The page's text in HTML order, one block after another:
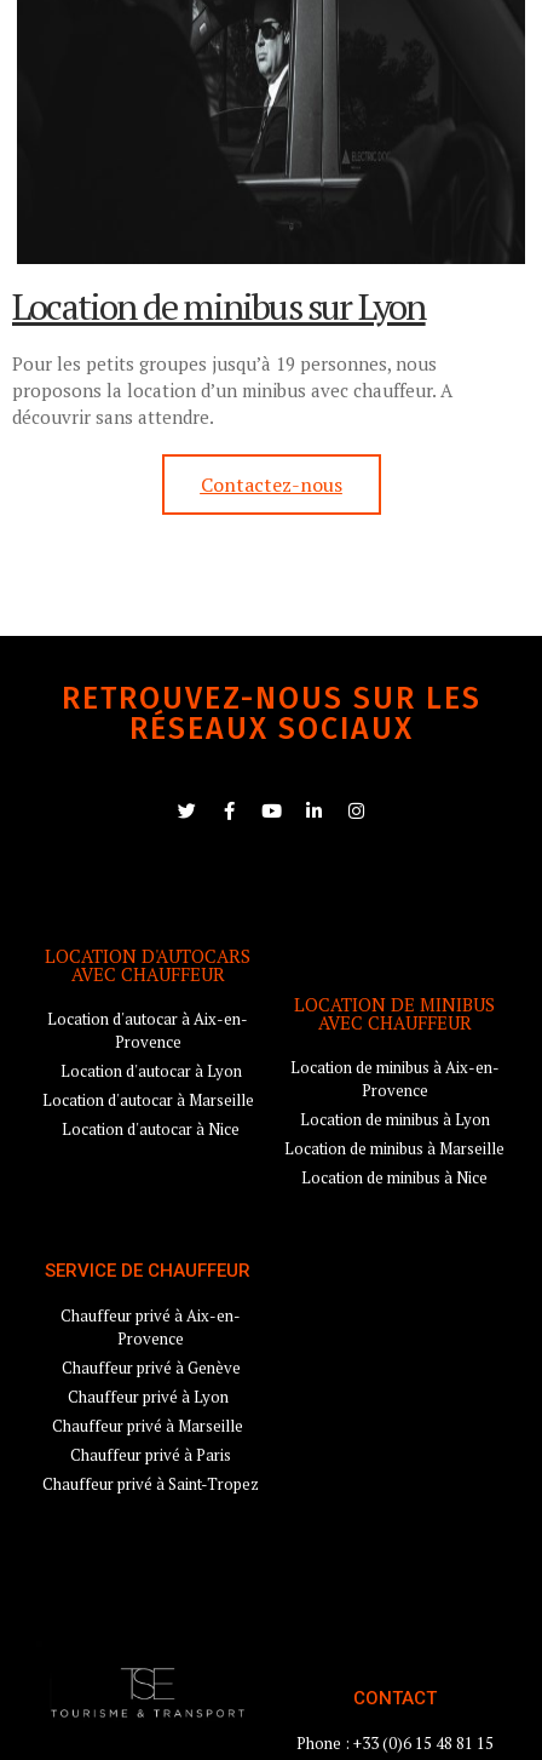
Location de minibus sur Lyon
Pour les petits groupes jusqu’à 19 personnes, nous
proposons la location d’un minibus avec chauffeur. A
découvrir sans attendre.
Contactez-nous
RETROUVEZ-NOUS SUR LES
RÉSEAUX SOCIAUX
LOCATION D'AUTOCARS
AVEC CHAUFFEUR
Location d'autocar à Aix-en-
Provence
Location d'autocar à Lyon
Location d'autocar à Marseille
Location d'autocar à Nice
LOCATION DE MINIBUS
AVEC CHAUFFEUR
Location de minibus à Aix-en-
Provence
Location de minibus à Lyon
Location de minibus à Marseille
Location de minibus à Nice
SERVICE DE CHAUFFEUR
Chauffeur privé à Aix-en-
Provence
Chauffeur privé à Genève
Chauffeur privé à Lyon
Chauffeur privé à Marseille
Chauffeur privé à Paris
Chauffeur privé à Saint-Tropez
CONTACT
Phone : +33 (0)6 15 48 81 15